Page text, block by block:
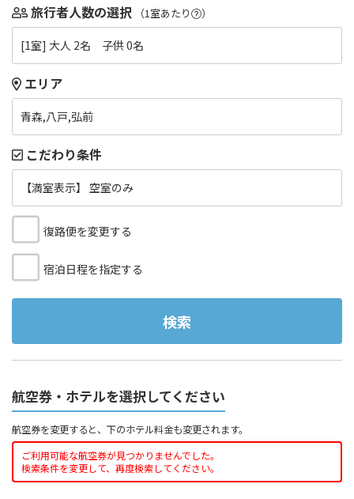
旅行者人数の選択 （1室あたり ）
[1室] 大人 2名 子供 0名
エリア
青森,八戸,弘前
こだわり条件
【満室表示】 空室のみ
復路便を変更する
宿泊日程を指定する
検索
航空券・ホテルを選択してください
航空券を変更すると、下のホテル料金も変更されます。
ご利用可能な航空券が見つかりませんでした。
検索条件を変更して、再度検索してください。